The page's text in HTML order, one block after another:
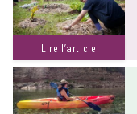
Lire l’article